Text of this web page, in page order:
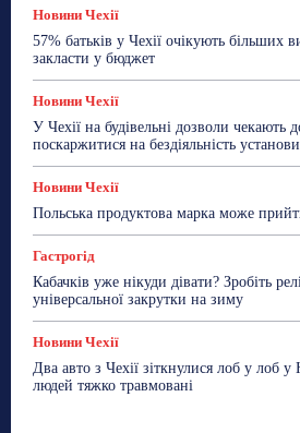
Новини Чехії
57% батьків у Чехії очікують більших
закласти у бюджет
Новини Чехії
У Чехії на будівельні дозволи чекають
поскаржитися на бездіяльність установи
Новини Чехії
Польська продуктова марка може
Гастрогід
Кабачків уже нікуди дівати? Зробіть
універсальної закрутки на зиму
Новини Чехії
Два авто з Чехії зіткнулися лоб у лоб у
людей тяжко травмовані